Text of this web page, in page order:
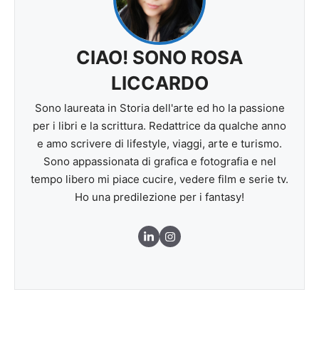
CIAO! SONO ROSA
LICCARDO
Sono laureata in Storia dell'arte ed ho la passione
per i libri e la scrittura. Redattrice da qualche anno
e amo scrivere di lifestyle, viaggi, arte e turismo.
Sono appassionata di grafica e fotografia e nel
tempo libero mi piace cucire, vedere film e serie tv.
Ho una predilezione per i fantasy!